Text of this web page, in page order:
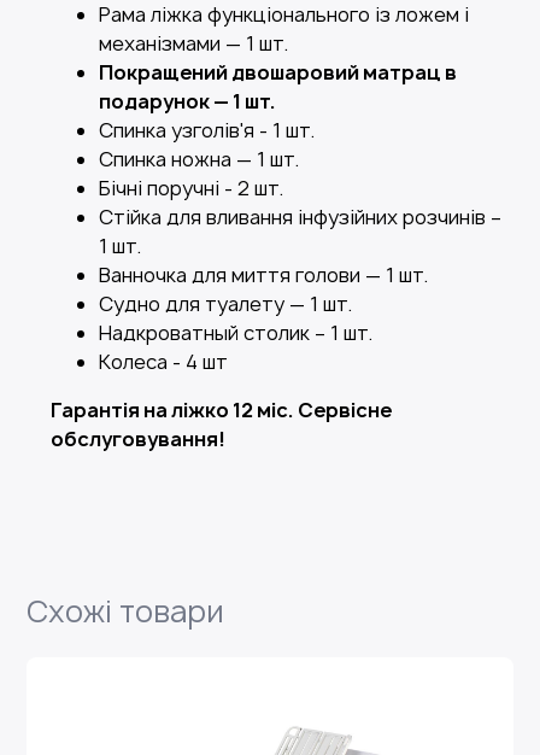
Рама ліжка функціонального із ложем і
механізмами — 1 шт.
Покращений двошаровий матрац в
подарунок — 1 шт.
Спинка узголів'я - 1 шт.
Спинка ножна — 1 шт.
Бічні поручні - 2 шт.
Стійка для вливання інфузійних розчинів –
1 шт.
Ванночка для миття голови — 1 шт.
Судно для туалету — 1 шт.
Надкроватный столик – 1 шт.
Колеса - 4 шт
Гарантія на ліжко 12 міс. Сервісне
обслуговування!
Схожі товари